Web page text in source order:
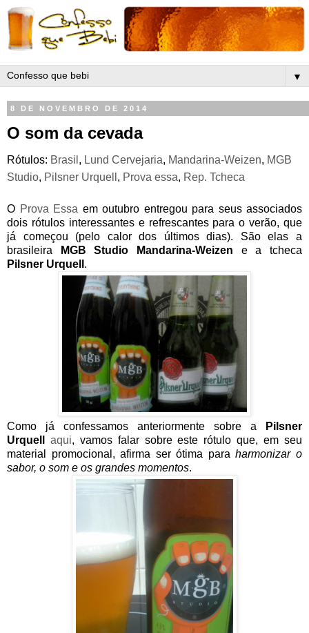
▼
8 DE NOVEMBRO DE 2014
O som da cevada
Rótulos: Brasil , Lund Cervejaria, Mandarina-Weizen, MGB
Studio, Pilsner Urquell , Prova essa, Rep. Tcheca
O Prova Essa em outubro entregou para seus associados
dois rótulos interessantes e refrescantes para o verão, que
já começou (pelo calor dos últimos dias). São elas a
brasileira
MGB Studio Mandarina-Weizen e a tcheca
Pilsner Urquell .
Como já confessamos anteriormente sobre a
Pilsner
Urquell
aqui, vamos falar sobre este rótulo que, em seu
material promocional, afirma ser ótima paraharmonizar o
sabor, o som e os grandes momentos.